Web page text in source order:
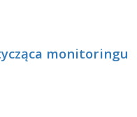
monitoringu